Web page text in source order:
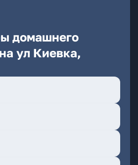
домашнего
ул Киевка,